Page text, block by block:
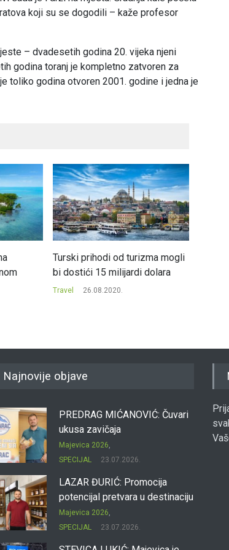
koji su se dogodili – kaže profesor
– dvadesetih godina 20. vijeka njeni
godina toranj je kompletno zatvoren za
toliko godina otvoren 2001. godine i jedna je
Turski prihodi od turizma mogli
bi dostići 15 milijardi dolara
Travel 26.08.2020.
Najnovije objave
PREDRAG MIĆANOVIĆ: Čuvari
ukusa zavičaja
Majevica 2026
SPECIJAL
23.07.2026.
LAZAR ĐURIĆ: Promocija
potencijal pretvara u destinaciju
Majevica 2026
SPECIJAL
23.07.2026.